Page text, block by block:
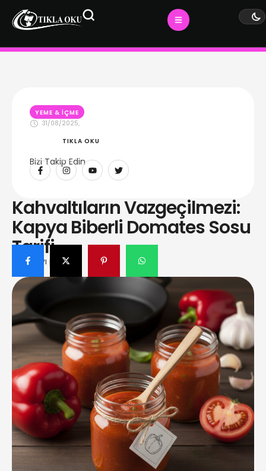
YEME & İÇME
31/08/2025,
TIKLA OKU
Bizi Takip Edin
Kahvaltıların Vazgeçilmezi:
Kapya Biberli Domates Sosu
Tarifi
Bu yazıyı paylaş